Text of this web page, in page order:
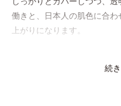
働きと、日本人の肌色に合
上がりになります。
続